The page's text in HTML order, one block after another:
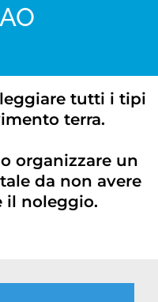
tutti i tipi
terra.
organizzare un
da non avere
il noleggio.